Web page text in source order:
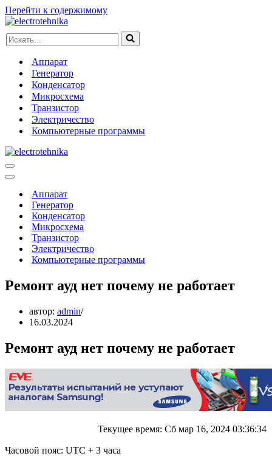
Перейти к содержимому
Искать...
Аппарат
Генератор
Конденсатор
Микросхема
Транзистор
Электричество
Компьютерные программы
Меню
навигации
Меню
навигацииАппарат
Генератор
Конденсатор
Микросхема
Транзистор
Электричество
Компьютерные программы
Ремонт ауд нет почему не работает
автор: admin
16.03.2024
Ремонт ауд нет почему не работает
Текущее время: Сб мар 16, 2024 03:36:34
Часовой пояс: UTC + 3 часа